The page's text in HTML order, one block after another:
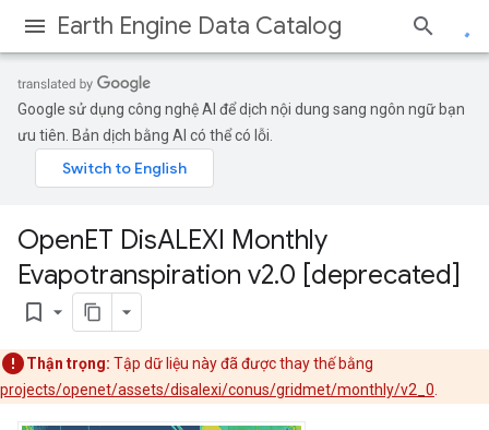
Earth Engine Data Catalog
Google sử dụng công nghệ AI để dịch nội dung sang ngôn ngữ bạn
ưu tiên. Bản dịch bằng AI có thể có lỗi.
OpenET DisALEXI Monthly
Evapotranspiration v2.0 [deprecated]
bookmark_border
Thận trọng: Tập dữ liệu này đã được thay thế bằng
projects/openet/assets/disalexi/conus/gridmet/monthly/v2_0